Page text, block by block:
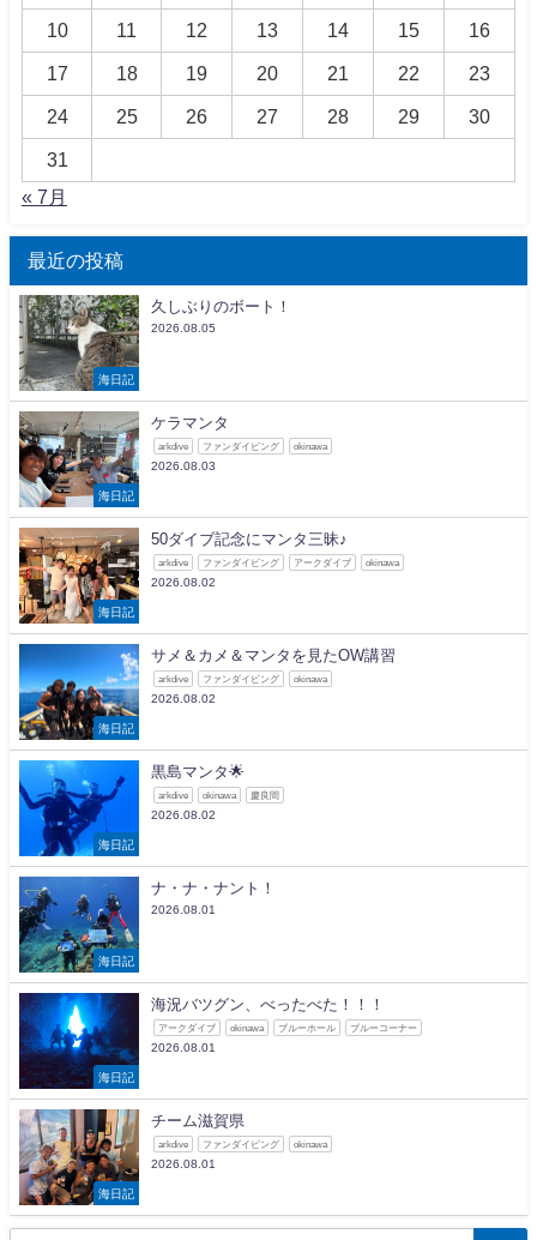
10 11 12 13 14 15 16
17 18 19 20 21 22 23
24 25 26 27 28 29 30
31
« 7月
最近の投稿
海日記
久しぶりのボート！
2026.08.05
海日記
ケラマンタ
arkdive ファンダイビング okinawa
2026.08.03
海日記
50ダイブ記念にマンタ三昧♪
arkdive ファンダイビング アークダイブ okinawa
2026.08.02
海日記
サメ＆カメ＆マンタを見たOW講習
arkdive ファンダイビング okinawa
2026.08.02
海日記
黒島マンタ🌟
arkdive okinawa 慶良間
2026.08.02
海日記
ナ・ナ・ナント！
2026.08.01
海日記
海況バツグン、べったべた！！！
アークダイブ okinawa ブルーホール ブルーコーナー
2026.08.01
海日記
チーム滋賀県
arkdive ファンダイビング okinawa
2026.08.01